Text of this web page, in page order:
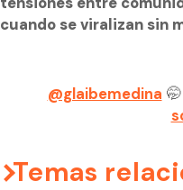
cuando se viralizan sin
@glaibemedina
Temas